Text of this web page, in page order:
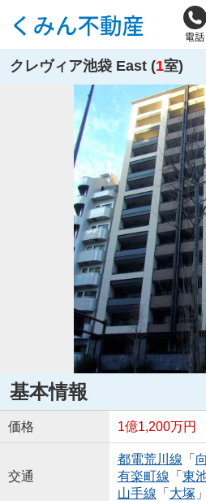
電話
クレヴィア池袋 East (1室)
基本情報
価格 1億1,200万円
交通
都電荒川線 「
有楽町線 「 東
山手線 「 大塚